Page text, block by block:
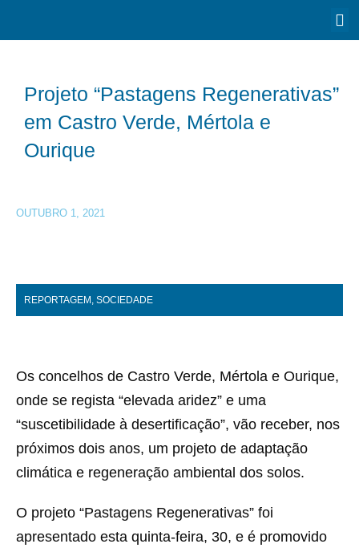
Projeto “Pastagens Regenerativas”
em Castro Verde, Mértola e
Ourique
OUTUBRO 1, 2021
REPORTAGEM , SOCIEDADE
Os concelhos de Castro Verde, Mértola e Ourique,
onde se regista “elevada aridez” e uma
“suscetibilidade à desertificação”, vão receber, nos
próximos dois anos, um projeto de adaptação
climática e regeneração ambiental dos solos.
O projeto “Pastagens Regenerativas” foi
apresentado esta quinta-feira, 30, e é promovido